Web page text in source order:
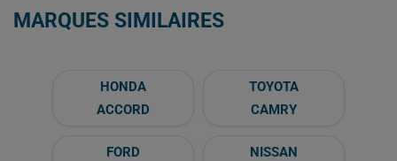
MARQUES SIMILAIRES
HONDA
ACCORD
TOYOTA
CAMRY
FORD
NISSAN